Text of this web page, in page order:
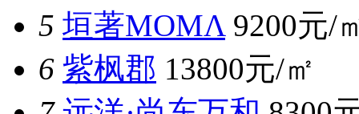
5 垣著MOMΛ 9200元/
6 紫枫郡 13800元/㎡